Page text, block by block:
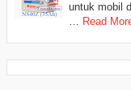
untuk mobil
… Read